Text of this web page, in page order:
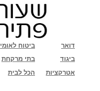
ביטוח לאומי
דואר
בתי מרקחת
ביגוד
הכל לבית אטרקציות